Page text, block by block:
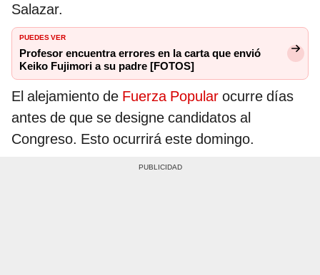
Salazar.
PUEDES VER
Profesor encuentra errores en la carta que envió
Keiko Fujimori a su padre [FOTOS]
El alejamiento de Fuerza Popular ocurre días
antes de que se designe candidatos al
Congreso. Esto ocurrirá este domingo.